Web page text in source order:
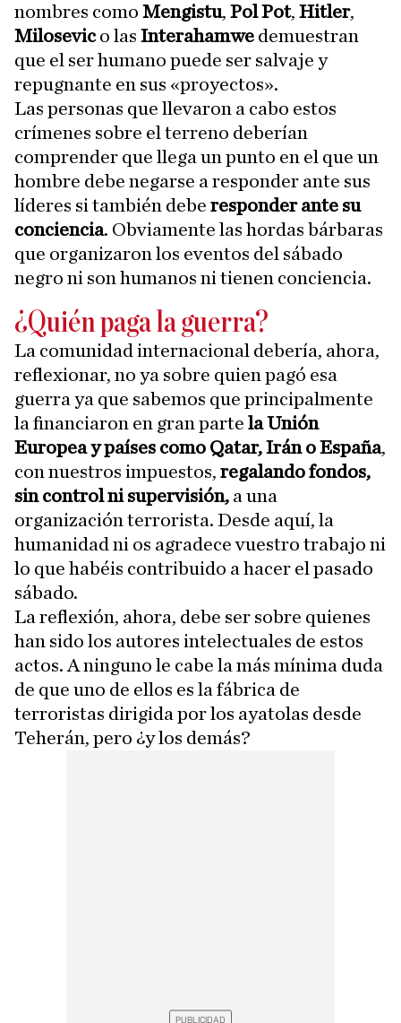
nombres como Mengistu, Pol Pot, Hitler,
Milosevico las Interahamwe demuestran
que el ser humano puede ser salvaje y
repugnante en sus «proyectos».
Las personas que llevaron a cabo estos
crímenes sobre el terreno deberían
comprender que llega un punto en el que un
hombre debe negarse a responder ante sus
líderes si también debe responder ante su
conciencia. Obviamente las hordas bárbaras
que organizaron los eventos del sábado
negro ni son humanos ni tienen conciencia.
¿Quién paga la guerra?
La comunidad internacional debería, ahora,
reflexionar, no ya sobre quien pagó esa
guerra ya que sabemos que principalmente
la financiaron en gran parte la Unión
Europea y países como Qatar, Irán o España,
con nuestros impuestos, regalando fondos,
sin control ni supervisión, a una
organización terrorista. Desde aquí, la
humanidad ni os agradece vuestro trabajo ni
lo que habéis contribuido a hacer el pasado
sábado.
La reflexión, ahora, debe ser sobre quienes
han sido los autores intelectuales de estos
actos. A ninguno le cabe la más mínima duda
de que uno de ellos es la fábrica de
terroristas dirigida por los ayatolas desde
Teherán, pero ¿y los demás?